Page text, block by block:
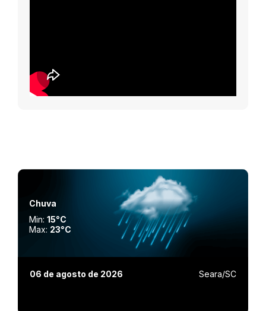
Chuva
Min:15°C
Max: 23°C
06 de agosto de 2026 Seara/SC